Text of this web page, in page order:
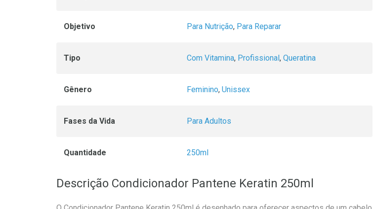
Objetivo Para Nutrição, Para Reparar
Tipo Com Vitamina, Profissional, Queratina
Gênero Feminino, Unissex
Fases da Vida Para Adultos
Quantidade 250ml
Descrição Condicionador Pantene Keratin 250ml